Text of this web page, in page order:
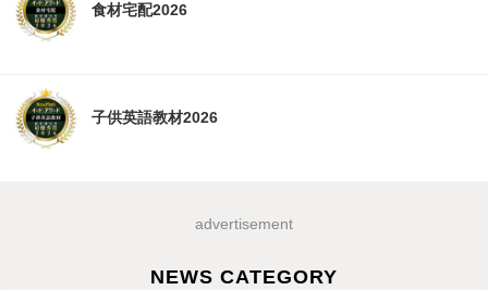
食材宅配2026
子供英語教材2026
advertisement
NEWS CATEGORY